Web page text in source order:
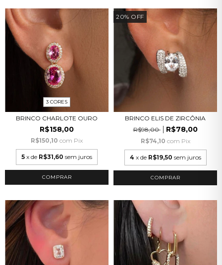
3 CORES
BRINCO CHARLOTE OURO
R$158,00
R$150,10 com Pix
5 x de R$31,60 sem juros
COMPRAR
20% OFF
BRINCO ELIS DE ZIRCÔNIA
R$98,00
R$78,00
R$74,10 com Pix
4 x de R$19,50 sem juros
COMPRAR